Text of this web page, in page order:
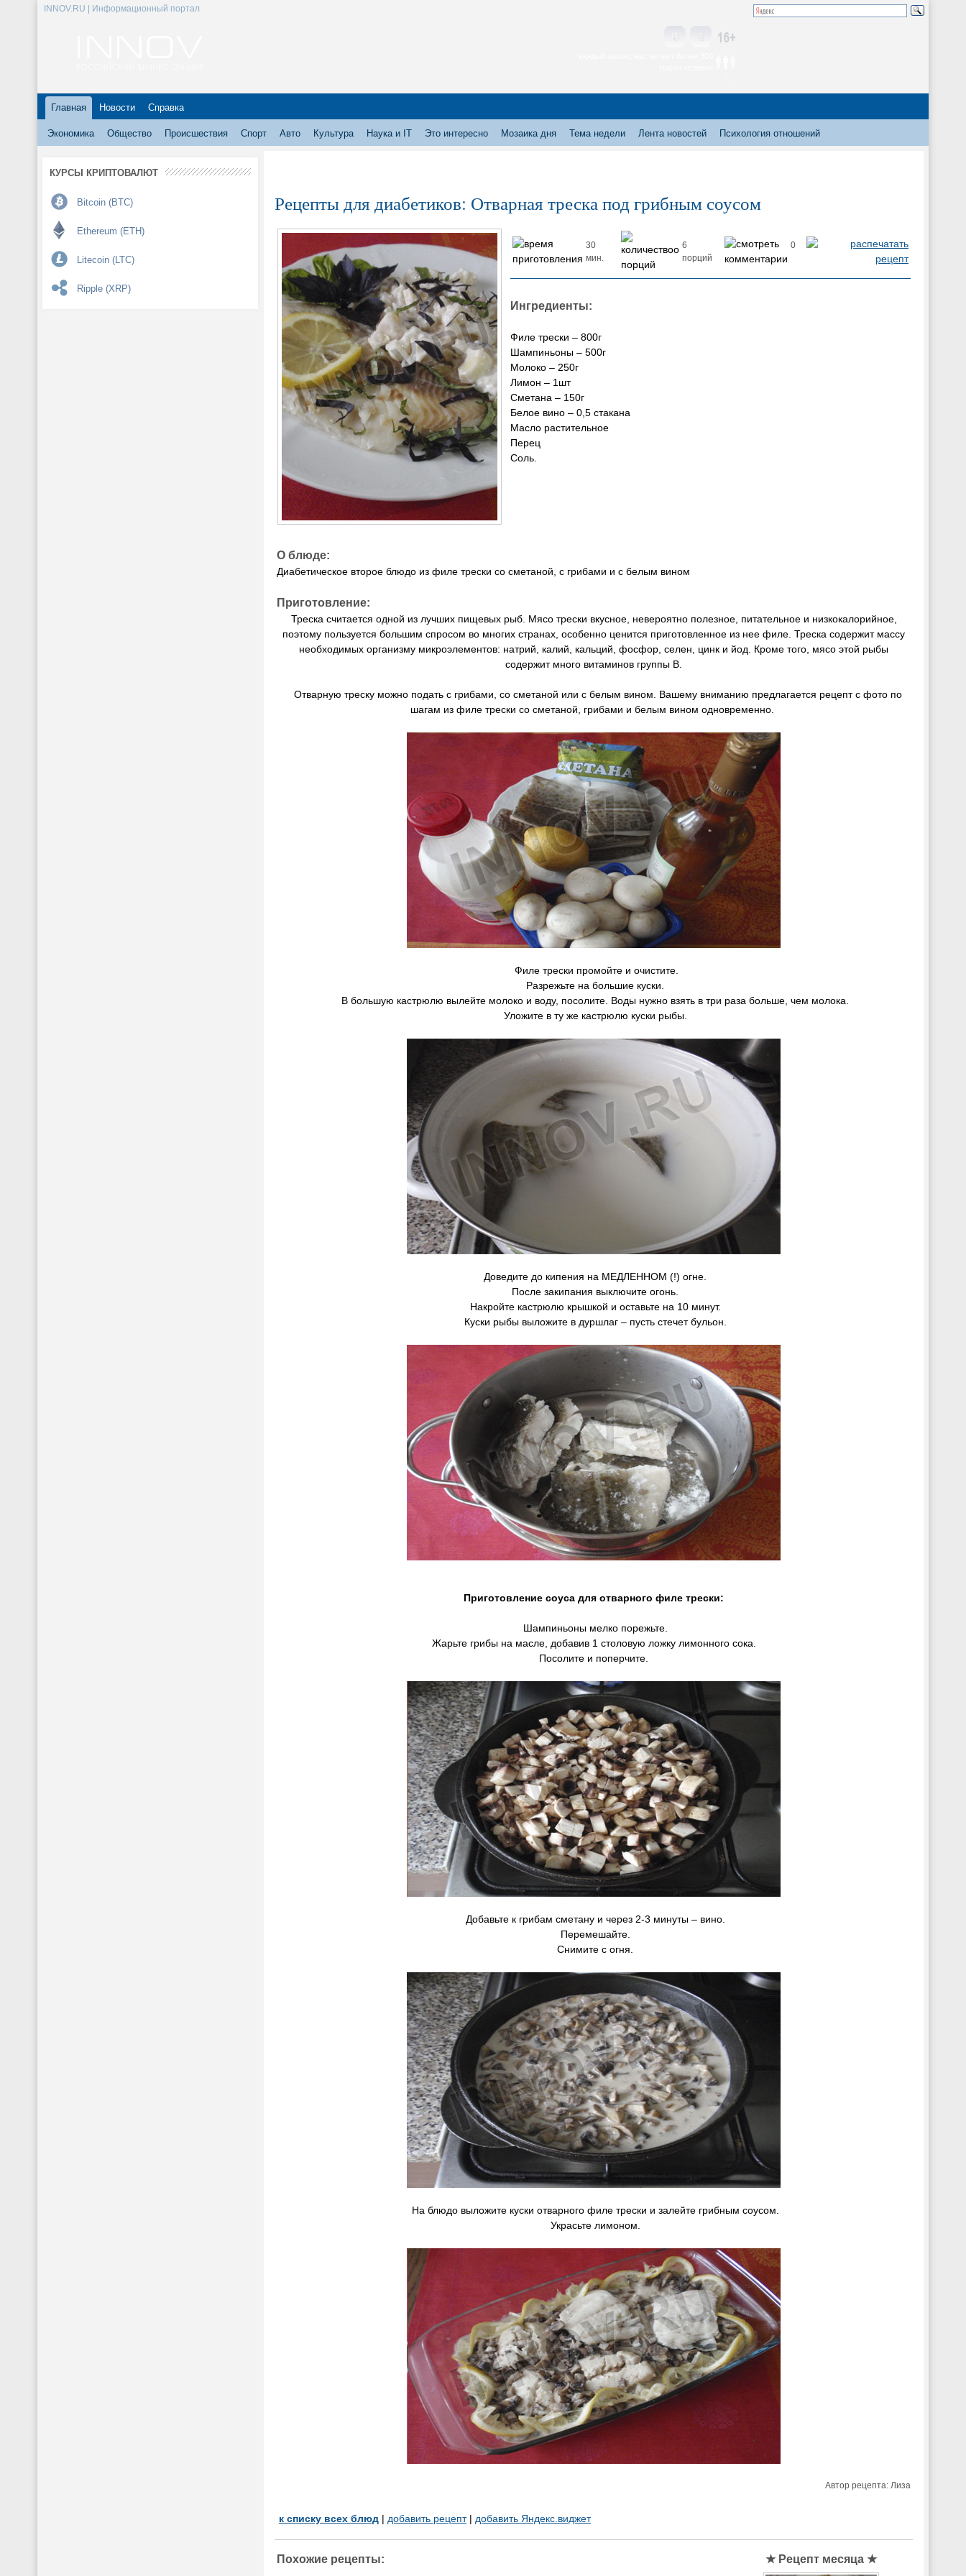
INNOV.RU | Информационный портал
Главная Новости Справка
Экономика Общество Происшествия Спорт Авто Культура Наука и IT Это интересно Мозаика дня Тема недели Лента новостей Психология отношений
КУРСЫ КРИПТОВАЛЮТ
Bitcoin (BTC)
Ethereum (ETH)
Litecoin (LTC)
Ripple (XRP)
Рецепты для диабетиков: Отварная треска под грибным соусом
30
мин.
6
порций
0
Ингредиенты:
Филе трески – 800г
Шампиньоны – 500г
Молоко – 250г
Лимон – 1шт
Сметана – 150г
Белое вино – 0,5 стакана
Масло растительное
Перец
Соль.
О блюде:
Диабетическое второе блюдо из филе трески со сметаной, с грибами и с белым вином
Приготовление:
Треска считается одной из лучших пищевых рыб. Мясо трески вкусное, невероятно полезное, питательное и низкокалорийное,
поэтому пользуется большим спросом во многих странах, особенно ценится приготовленное из нее филе. Треска содержит массу
необходимых организму микроэлементов: натрий, калий, кальций, фосфор, селен, цинк и йод. Кроме того, мясо этой рыбы
содержит много витаминов группы В.
Отварную треску можно подать с грибами, со сметаной или с белым вином. Вашему вниманию предлагается рецепт с фото по
шагам из филе трески со сметаной, грибами и белым вином одновременно.
Филе трески промойте и очистите.
Разрежьте на большие куски.
В большую кастрюлю вылейте молоко и воду, посолите. Воды нужно взять в три раза больше, чем молока.
Уложите в ту же кастрюлю куски рыбы.
Доведите до кипения на МЕДЛЕННОМ (!) огне.
После закипания выключите огонь.
Накройте кастрюлю крышкой и оставьте на 10 минут.
Куски рыбы выложите в дуршлаг – пусть стечет бульон.
Приготовление соуса для отварного филе трески:
Шампиньоны мелко порежьте.
Жарьте грибы на масле, добавив 1 столовую ложку лимонного сока.
Посолите и поперчите.
Добавьте к грибам сметану и через 2-3 минуты – вино.
Перемешайте.
Снимите с огня.
На блюдо выложите куски отварного филе трески и залейте грибным соусом.
Украсьте лимоном.
Автор рецепта: Лиза
к списку всех блюд | добавить рецепт| добавить Яндекс.виджет
Похожие рецепты: ★ Рецепт месяца ★